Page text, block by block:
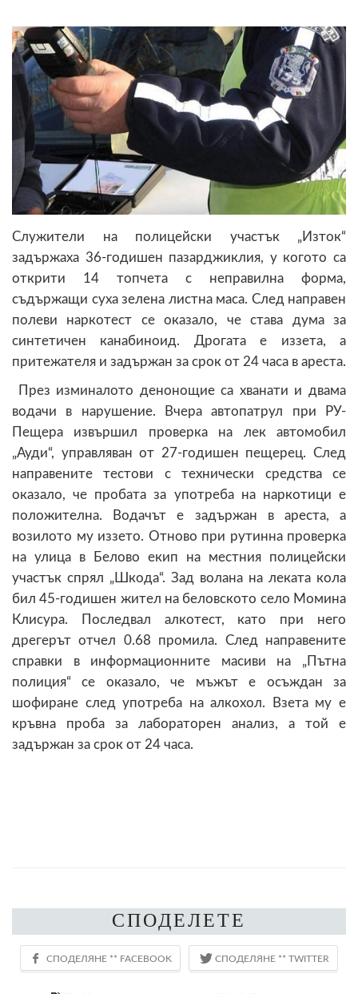
Служители на полицейски участък „Изток“
задържаха 36-годишен пазарджиклия, у когото са
открити 14 топчета с неправилна форма,
съдържащи суха зелена листна маса. След направен
полеви наркотест се оказало, че става дума за
синтетичен канабиноид. Дрогата е иззета, а
притежателя и задържан за срок от 24 часа в ареста.
През изминалото денонощие са хванати и двама
водачи в нарушение. Вчера автопатрул при РУ-
Пещера извършил проверка на лек автомобил
„Ауди“, управляван от 27-годишен пещерец. След
направените тестови с технически средства се
оказало, че пробата за употреба на наркотици е
положителна. Водачът е задържан в ареста, а
возилото му иззето. Отново при рутинна проверка
на улица в Белово екип на местния полицейски
участък спрял „Шкода“. Зад волана на леката кола
бил 45-годишен жител на беловското село Момина
Клисура. Последвал алкотест, като при него
дрегерът отчел 0.68 промила. След направените
справки в информационните масиви на „Пътна
полиция“ се оказало, че мъжът е осъждан за
шофиране след употреба на алкохол. Взета му е
кръвна проба за лабораторен анализ, а той е
задържан за срок от 24 часа.
СПОДЕЛЕТЕ